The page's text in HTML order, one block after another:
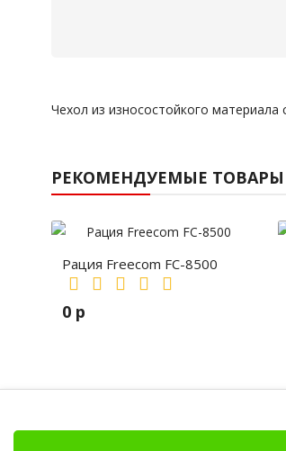
Чехол из износостойкого
РЕКОМЕНДУЕМЫЕ ТОВАРЫ
Рация Freecom FC-8500
0 р